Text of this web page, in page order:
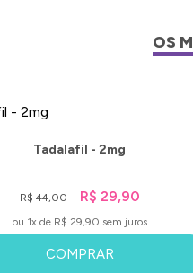
OS
Tadalafil - 2mg
R$ 44,00 R$ 29,90
ou 1x de R$ 29,90 sem juros
COMPRAR